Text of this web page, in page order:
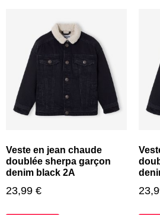
Veste en jean chaude
doublée sherpa garçon
denim black 2A
23,99 €